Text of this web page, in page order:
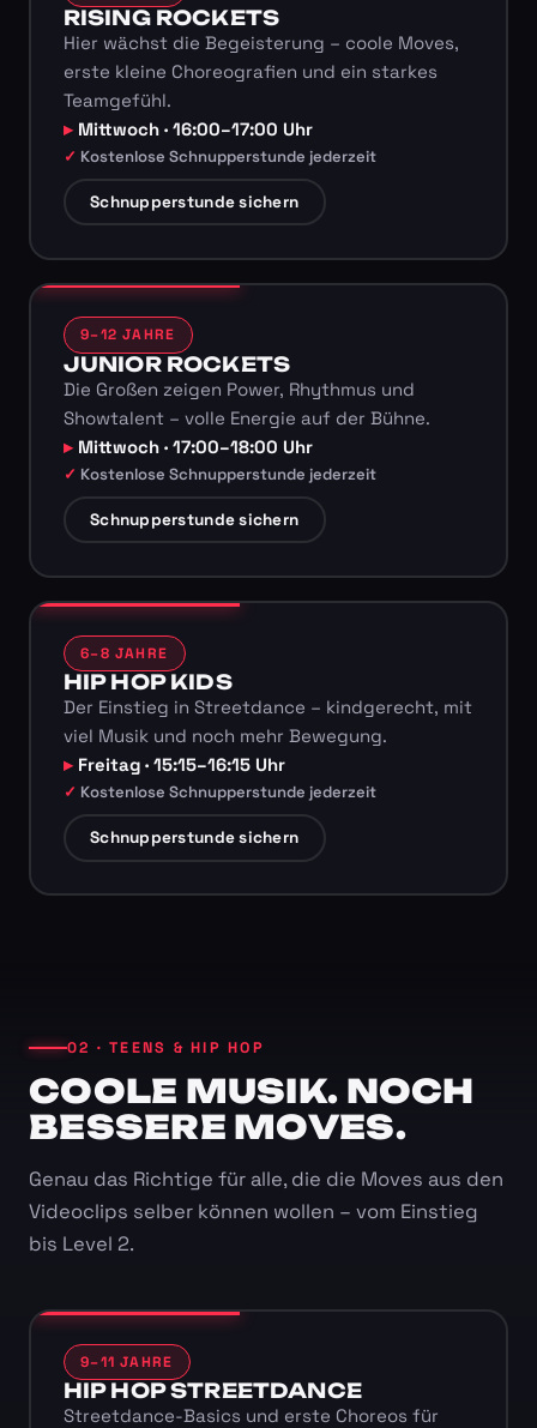
RISING ROCKETS
Hier wächst die Begeisterung – coole Moves,
erste kleine Choreografien und ein starkes
Teamgefühl.
Mittwoch · 16:00–17:00 Uhr
Kostenlose Schnupperstunde jederzeit
Schnupperstunde sichern
9–12 JAHRE
JUNIOR ROCKETS
Die Großen zeigen Power, Rhythmus und
Showtalent – volle Energie auf der Bühne.
Mittwoch · 17:00–18:00 Uhr
Kostenlose Schnupperstunde jederzeit
Schnupperstunde sichern
6–8 JAHRE
HIP HOP KIDS
Der Einstieg in Streetdance – kindgerecht, mit
viel Musik und noch mehr Bewegung.
Freitag · 15:15–16:15 Uhr
Kostenlose Schnupperstunde jederzeit
Schnupperstunde sichern
02 · TEENS & HIP HOP
COOLE MUSIK. NOCH
BESSERE MOVES.
Genau das Richtige für alle, die die Moves aus den
Videoclips selber können wollen – vom Einstieg
bis Level 2.
9–11 JAHRE
HIP HOP STREETDANCE
Streetdance-Basics und erste Choreos für